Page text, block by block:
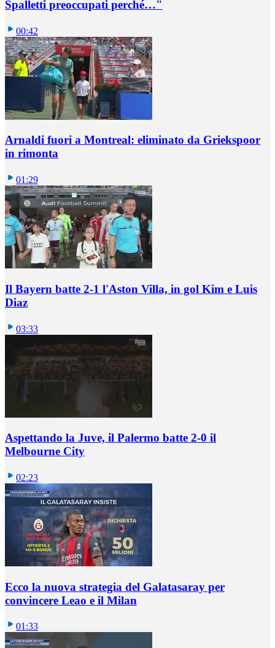
Spalletti preoccupati perché…"
00:42
Arnaldi fuori a Montreal: eliminato da Griekspoor
in rimonta
01:29
Il Bayern batte 2-1 l'Aston Villa, in gol Kim e Luis
Diaz
03:33
Aspettando la Juve, il Palermo batte 2-0 il
Melbourne City
02:23
Ecco la nuova strategia del Galatasaray per
convincere Leao e il Milan
01:33